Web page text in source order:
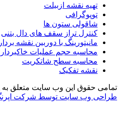
تهیه نقشه ازبیلت
توپوگرافی
شاقولی ستون ها
کنترل تراز سقف های دال بتنی
مانیتورینگ با دوربین نقشه
محاسبه حجم عملیات
محاسبه سطح شاتکریت
نقشه تفکیک
تمامی حقوق این وب سایت متعلق به MKTSurveying می باشد.
طراحی وب سایت توسط شرکت